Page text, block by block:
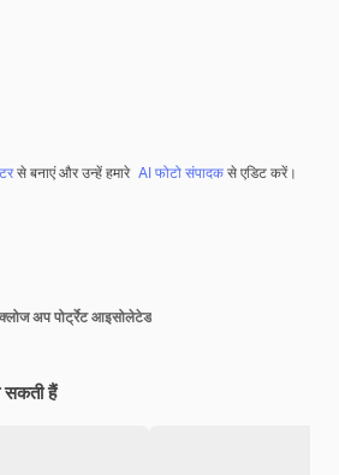
से बनाएं और उन्हें हमारे AI फोटो संपादकसे एडिट करें।
अप पोर्ट्रेट आइसोलेटेड
हैं